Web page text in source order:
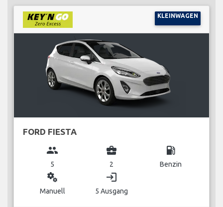
KLEINWAGEN
FORD FIESTA
group
5
business_center
2
local_gas_station
Benzin
miscellaneous_services
Manuell
login
5 Ausgang